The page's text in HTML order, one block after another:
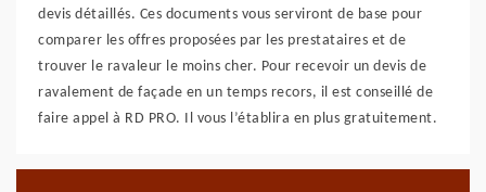
devis détaillés. Ces documents vous serviront de base pour
comparer les offres proposées par les prestataires et de
trouver le ravaleur le moins cher. Pour recevoir un devis de
ravalement de façade en un temps recors, il est conseillé de
faire appel à RD PRO. Il vous l’établira en plus gratuitement.